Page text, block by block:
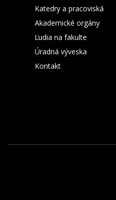
Katedry a pracoviská
Akademické orgány
Ľudia na fakulte
Úradná výveska
Kontakt